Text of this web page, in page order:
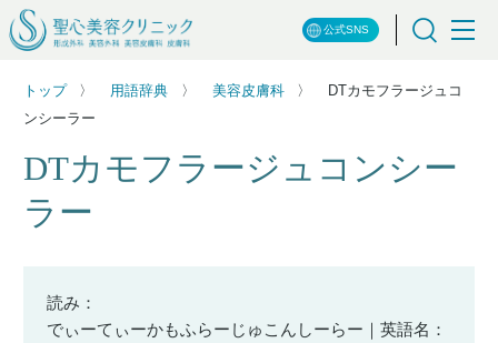
公式SNS
トップ 用語辞典 美容皮膚科
DTカモフラージュコ
ンシーラー
DTカモフラージュコンシー
ラー
読み：
でぃーてぃーかもふらーじゅこんしーらー｜英語名：